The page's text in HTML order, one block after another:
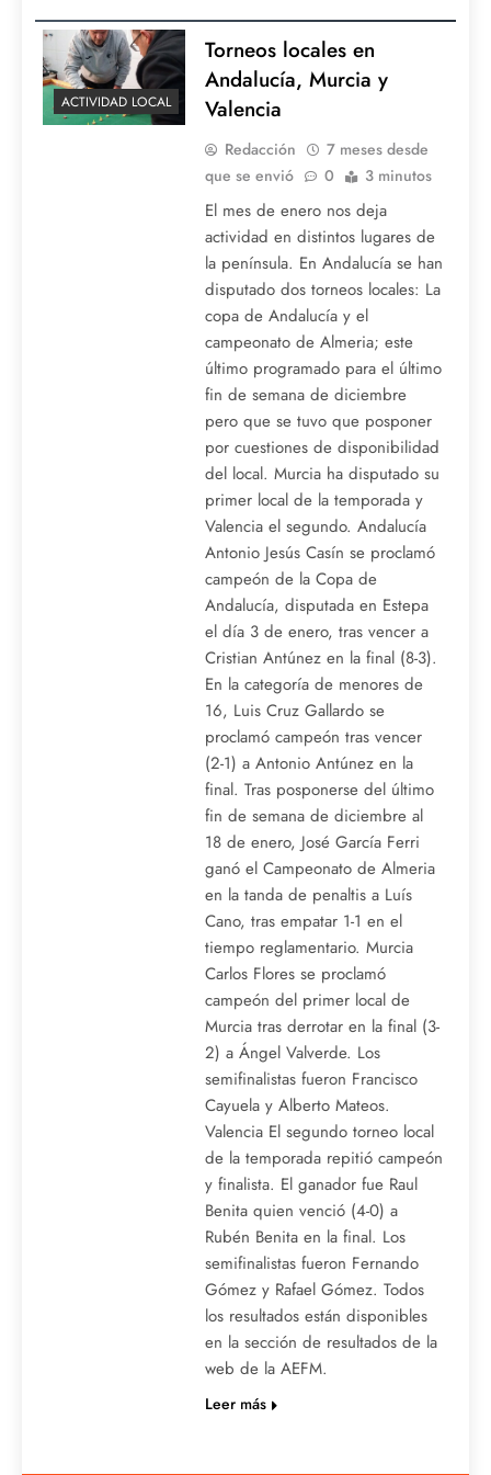
ACTIVIDAD LOCAL
Torneos locales en
Andalucía, Murcia y
Valencia
Redacción
7 meses desde
que se envió
0 3 minutos
El mes de enero nos deja
actividad en distintos lugares de
la península. En Andalucía se han
disputado dos torneos locales: La
copa de Andalucía y el
campeonato de Almeria; este
último programado para el último
fin de semana de diciembre
pero que se tuvo que posponer
por cuestiones de disponibilidad
del local. Murcia ha disputado su
primer local de la temporada y
Valencia el segundo. Andalucía
Antonio Jesús Casín se proclamó
campeón de la Copa de
Andalucía, disputada en Estepa
el día 3 de enero, tras vencer a
Cristian Antúnez en la final (8-3).
En la categoría de menores de
16, Luis Cruz Gallardo se
proclamó campeón tras vencer
(2-1) a Antonio Antúnez en la
final. Tras posponerse del último
fin de semana de diciembre al
18 de enero, José García Ferri
ganó el Campeonato de Almeria
en la tanda de penaltis a Luís
Cano, tras empatar 1-1 en el
tiempo reglamentario. Murcia
Carlos Flores se proclamó
campeón del primer local de
Murcia tras derrotar en la final (3-
2) a Ángel Valverde. Los
semifinalistas fueron Francisco
Cayuela y Alberto Mateos.
Valencia El segundo torneo local
de la temporada repitió campeón
y finalista. El ganador fue Raul
Benita quien venció (4-0) a
Rubén Benita en la final. Los
semifinalistas fueron Fernando
Gómez y Rafael Gómez. Todos
los resultados están disponibles
en la sección de resultados de la
web de la AEFM.
Leer más